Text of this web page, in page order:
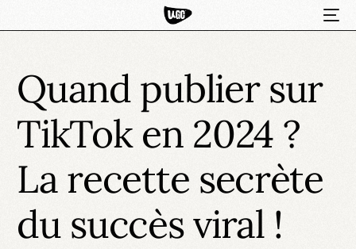
Quand publier sur
TikTok en 2024 ?
La recette secrète
du succès viral !
HOT